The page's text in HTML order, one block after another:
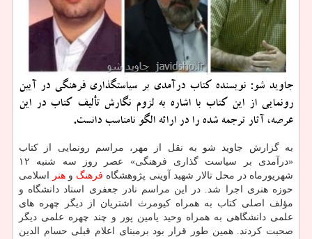
جاوید شو: نویسنده كتاب درآمدی بر سیاستگذاری فرهنگی در آیین
رونمایی از این كتاب با اشاره به لزوم نگارش تألیف كتاب در این
عرصه، آثار ترجمه شده را در ارائه الگو نامناسب دانست.
به گزارش جاوید شو به نقل از مهر، مراسم رونمایی از كتاب
«درآمدی بر سیاست گذاری فرهنگی» عصر روز سه شنبه ۱۲
شهریورماه در محل تالار شهید آوینی پژوهشگاه فرهنگ و هنر
اسلامی
حوزه هنری اجرا شد. در این مراسم نادر جعفری استاد دانشگاه و
مؤلف اصلی كتاب به همراه كیومرث اشتریان از دیگر چهره های
علمی دانشگاهی به همراه وحید یامین پور و چند چهره علمی دیگر
صحبت كردند. همین طور قرار بود برمبنای اعلام قبلی حسام الدین